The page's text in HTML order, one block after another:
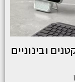
ובינוניים